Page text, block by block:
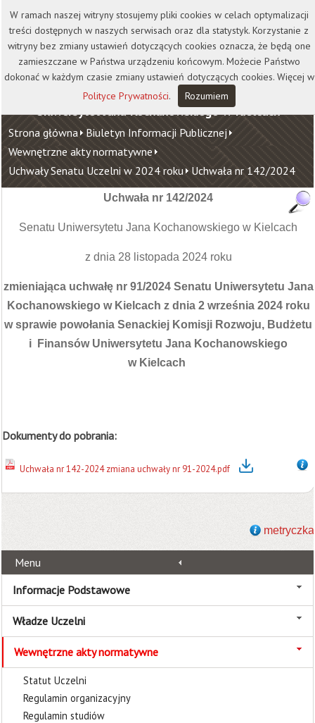
Kontakt Biblioteka
Wydawnictwo
Wirtualna Uczelnia
Uniwersytet Jana Kochanowskiego w Kielcach
Strona główna Biuletyn Informacji Publicznej
Wewnętrzne akty normatywne
Uchwały Senatu Uczelni w 2024 roku Uchwała nr 142/2024
Uchwała nr 142/2024
Senatu Uniwersytetu Jana Kochanowskiego w Kielcach
z dnia 28 listopada 2024 roku
zmieniająca uchwałę nr 91/2024 Senatu Uniwersytetu Jana
Kochanowskiego w Kielcach z dnia 2 września 2024 roku
w sprawie powołania Senackiej Komisji Rozwoju, Budżetu
i Finansów Uniwersytetu Jana Kochanowskiego
w Kielcach
Dokumenty do pobrania:
Uchwała nr 142-2024 zmiana uchwały nr 91-2024.pdf
metryczka
Menu
Informacje Podstawowe
Władze Uczelni
Wewnętrzne akty normatywne
Statut Uczelni
Regulamin organizacyjny
Regulamin studiów
W ramach naszej witryny stosujemy pliki cookies w celach optymalizacji
treści dostępnych w naszych serwisach oraz dla statystyk. Korzystanie z
witryny bez zmiany ustawień dotyczących cookies oznacza, że będą one
zamieszczane w Państwa urządzeniu końcowym. Możecie Państwo
dokonać w każdym czasie zmiany ustawień dotyczących cookies. Więcej w
Polityce Prywatności. Rozumiem